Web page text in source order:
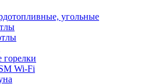
угольные
горелки
Wi-Fi